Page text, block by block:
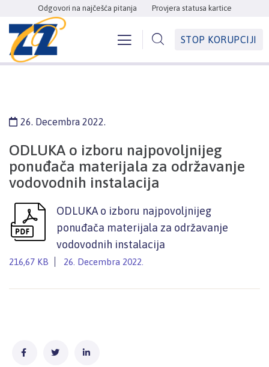
Odgovori na najčešća pitanja Provjera statusa kartice
STOP KORUPCIJI
26. Decembra 2022.
ODLUKA o izboru najpovoljnijeg
ponuđača materijala za održavanje
vodovodnih instalacija
ODLUKA o izboru najpovoljnijeg
ponuđača materijala za održavanje
vodovodnih instalacija
216,67 KB 26. Decembra 2022.